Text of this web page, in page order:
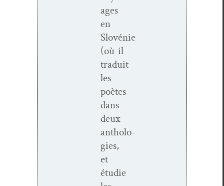
ages
en
Slovénie
(où il
traduit
les
poètes
dans
deux
antholo­
gies,
et
étudie